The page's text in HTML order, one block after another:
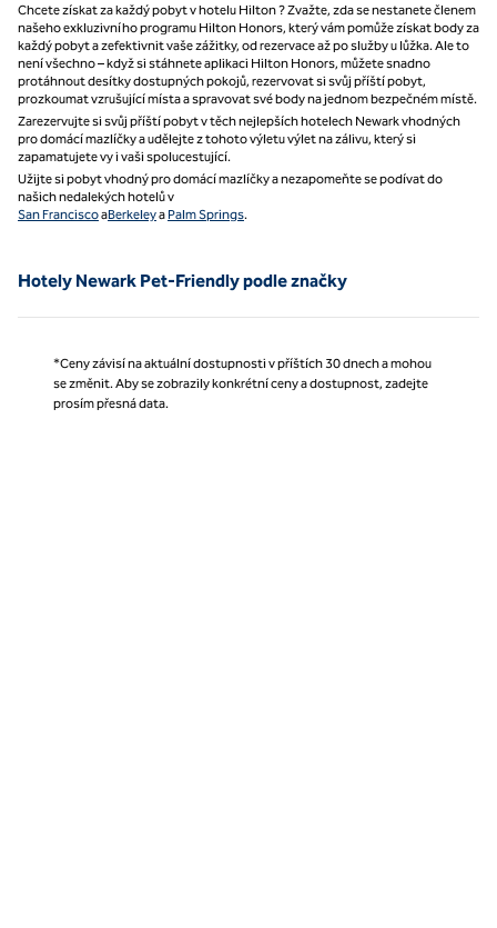
Chcete získat za každý pobyt v hotelu Hilton ? Zvažte, zda se nestanete členem
našeho exkluzivního programu Hilton Honors, který vám pomůže získat body za
každý pobyt a zefektivnit vaše zážitky, od rezervace až po služby u lůžka. Ale to
není všechno – když si stáhnete aplikaci Hilton Honors, můžete snadno
protáhnout desítky dostupných pokojů, rezervovat si svůj příští pobyt,
prozkoumat vzrušující místa a spravovat své body na jednom bezpečném místě.
Zarezervujte si svůj příští pobyt v těch nejlepších hotelech Newark vhodných
pro domácí mazlíčky a udělejte z tohoto výletu výlet na zálivu, který si
zapamatujete vy i vaši spolucestující.
Užijte si pobyt vhodný pro domácí mazlíčky a nezapomeňte se podívat do
našich nedalekých hotelů v
San FranciscoaBerkeleya Palm Springs.
Hotely Newark Pet-Friendly podle značky
*Ceny závisí na aktuální dostupnosti v příštích 30 dnech a mohou
se změnit. Aby se zobrazily konkrétní ceny a dostupnost, zadejte
prosím přesná data.